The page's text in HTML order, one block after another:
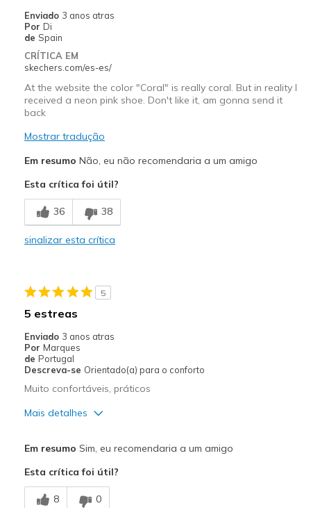
Largura
Números
Os melhores usos
Opinião sobre
calçado
Adoro sapatos
Enviado 3 anos atras
Por Di
de Spain
CRÍTICA EM
skechers.com/es-es/
At the website the color "Coral" is really coral. But in reality I
received a neon pink shoe. Don't like it, am gonna send it
back
Mostrar tradução
Em resumo Não, eu não recomendaria a um amigo
Esta crítica foi útil?
36 38
sinalizar esta crítica
5
5 estreas
Enviado 3 anos atras
Por Marques
de Portugal
Descreva-se Orientado(a) para o conforto
Muito confortáveis, práticos
Mais detalhes
Leves
Em resumo Sim, eu recomendaria a um amigo
Esta crítica foi útil?
8 0